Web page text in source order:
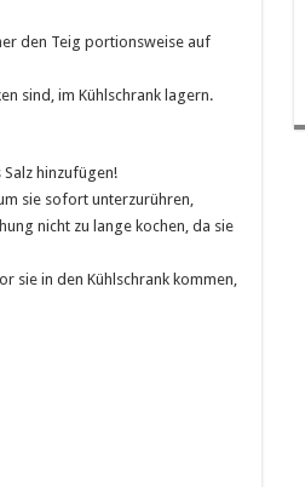
den Teig portionsweise auf
sind, im Kühlschrank lagern.
hinzufügen!
sie sofort unterzurühren,
nicht zu lange kochen, da sie
sie in den Kühlschrank kommen,